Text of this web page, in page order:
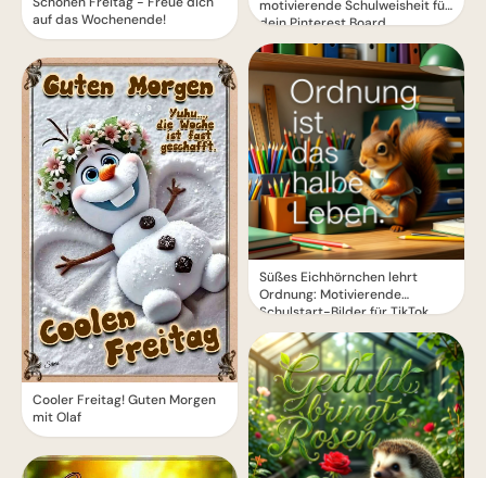
auf das Wochenende!
Cooler Freitag! Guten Morgen
mit Olaf
motivierende Schulweisheit für
dein Pinterest Board
Süßes Eichhörnchen lehrt
Ordnung: Motivierende
Schulstart-Bilder für TikTok